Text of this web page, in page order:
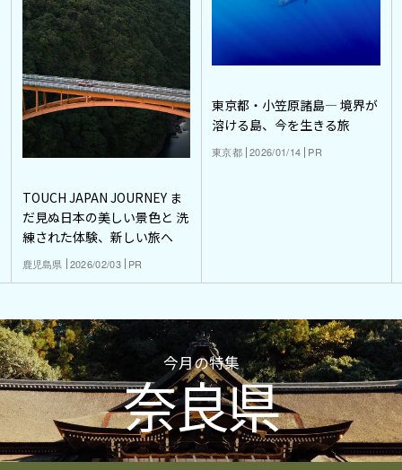
TOUCH JAPAN JOURNEY ま
だ見ぬ日本の美しい景色と 洗
練された体験、新しい旅へ
鹿児島県 2026/02/03 PR
東京都・小笠原諸島― 境界が
溶ける島、今を生きる旅
東京都 2026/01/14 PR
今月の特集
奈良県